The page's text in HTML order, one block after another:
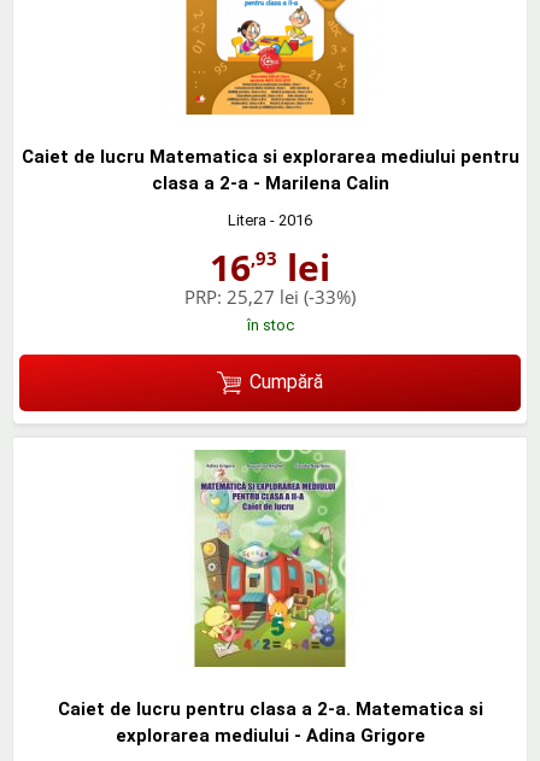
Caiet de lucru Matematica si explorarea mediului pentru
clasa a 2-a - Marilena Calin
Litera - 2016
16,93 lei
PRP: 25,27 lei (-33%)
în stoc
Cumpără
Caiet de lucru pentru clasa a 2-a. Matematica si
explorarea mediului - Adina Grigore